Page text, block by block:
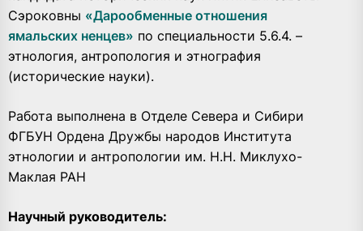
Сэроковны «Дарообменные отношения
ямальских ненцев» по специальности 5.6.4. –
этнология, антропология и этнография
(исторические науки).
Работа выполнена в Отделе Севера и Сибири
ФГБУН Ордена Дружбы народов Института
этнологии и антропологии им. Н.Н. Миклухо-
Маклая РАН
Научный руководитель: